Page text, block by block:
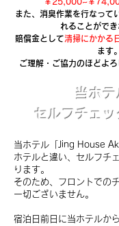
また、消臭作業を行なって
れることができ
賠償金として清掃にかかる
ます。
ご理解・ご協力のほどよろ
当ホテ
セルフチェッ
当ホテル「Jing House
ホテルと違い、セルフチ
ります。
そのため、フロントでの
一切ございません。
宿泊日前日に当ホテルか